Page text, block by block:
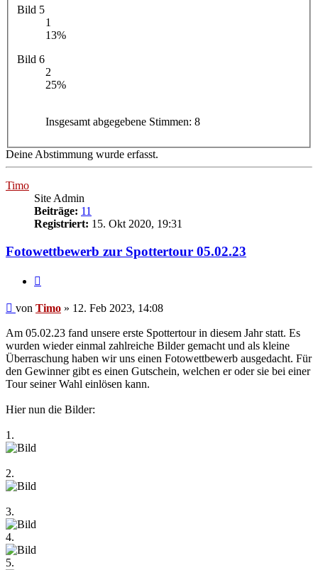
Bild 5
1
13%
Bild 6
2
25%
Insgesamt abgegebene Stimmen: 8
Deine Abstimmung wurde erfasst.
Timo
Site Admin
Beiträge: 11
Registriert: 15. Okt 2020, 19:31
Fotowettbewerb zur Spottertour 05.02.23
Beitrag
von Timo » 12. Feb 2023, 14:08
Am 05.02.23 fand unsere erste Spottertour in diesem Jahr statt. Es
wurden wieder einmal zahlreiche Bilder gemacht und als kleine
Überraschung haben wir uns einen Fotowettbewerb ausgedacht. Für
den Gewinner gibt es einen Gutschein, welchen er oder sie bei einer
Tour seiner Wahl einlösen kann.
Hier nun die Bilder:
1.
2.
3.
4.
5.